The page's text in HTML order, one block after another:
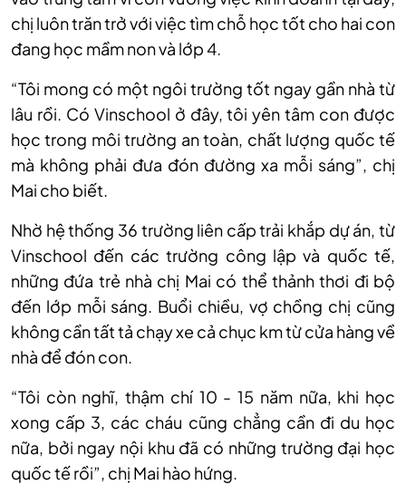
chị luôn trăn trở với việc tìm chỗ học tốt cho hai con
đang học mầm non và lớp 4.
“Tôi mong có một ngôi trường tốt ngay gần nhà từ
lâu rồi. Có Vinschool ở đây, tôi yên tâm con được
học trong môi trường an toàn, chất lượng quốc tế
mà không phải đưa đón đường xa mỗi sáng”, chị
Mai cho biết.
Nhờ hệ thống 36 trường liên cấp trải khắp dự án, từ
Vinschool đến các trường công lập và quốc tế,
những đứa trẻ nhà chị Mai có thể thảnh thơi đi bộ
đến lớp mỗi sáng. Buổi chiều, vợ chồng chị cũng
không cần tất tả chạy xe cả chục km từ cửa hàng về
nhà để đón con.
“Tôi còn nghĩ, thậm chí 10 - 15 năm nữa, khi học
xong cấp 3, các cháu cũng chẳng cần đi du học
nữa, bởi ngay nội khu đã có những trường đại học
quốc tế rồi”, chị Mai hào hứng.